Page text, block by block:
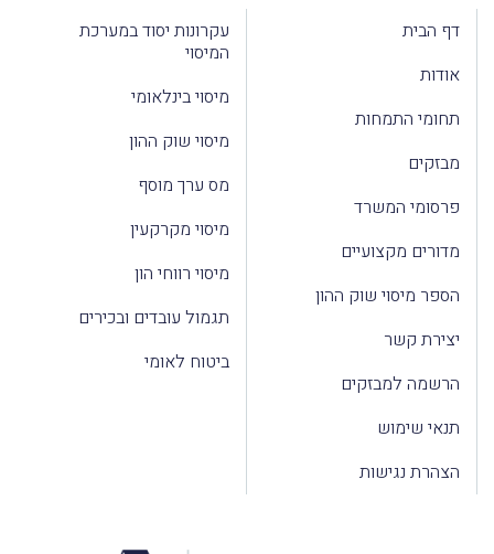
דף הבית
אודות
תחומי התמחות
מבזקים
פרסומי המשרד
מדורים מקצועיים
הספר מיסוי שוק ההון
יצירת קשר
הרשמה למבזקים
תנאי שימוש
הצהרת נגישות
עקרונות יסוד במערכת
המיסוי
מיסוי בינלאומי
מיסוי שוק ההון
מס ערך מוסף
מיסוי מקרקעין
מיסוי רווחי הון
תגמול עובדים ובכירים
ביטוח לאומי